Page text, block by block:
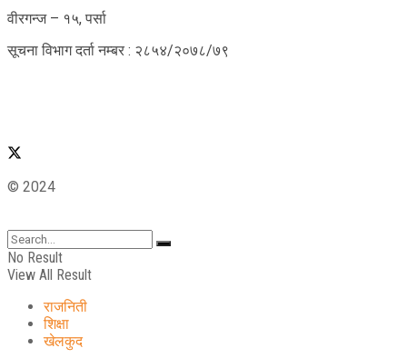
वीरगन्ज – १५, पर्सा
सूचना विभाग दर्ता नम्बर : २८५४/२०७८/७९
© 2024
No Result
View All Result
राजनिती
शिक्षा
खेलकुद